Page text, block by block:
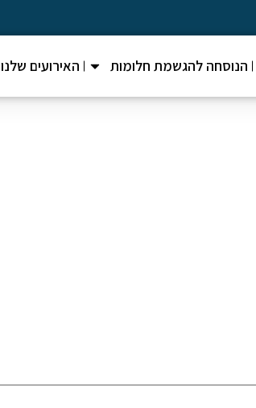
הנוסחה להגשמת חלומות האירועים שלנו